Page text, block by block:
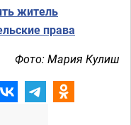
житель
права
Фото: Мария Кулиш